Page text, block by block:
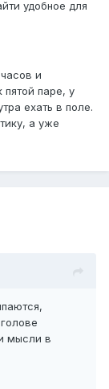
удобное для
и
пятой паре, у
ехать в поле.
а уже
мысли в